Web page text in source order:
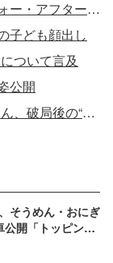
【写真】ヘラヘラ・さおりん、整形ビフォー・アフター公開
子ども顔出し
ついて言及
公開
大物YouTuber＆ヘラヘラ三銃士・さおりん、破局後の“身体の関係”について言及
そうめん・おにぎ
開「トッピング